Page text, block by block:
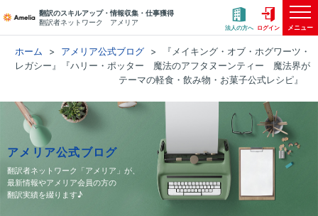
翻訳のスキルアップ・情報収集・仕事獲得
翻訳者ネットワーク アメリア
法人の方へ ログイン メニュー
ホーム アメリア公式ブログ
『メイキング・オブ・ホグワーツ・
レガシー』『ハリー・ポッター 魔法のアフタヌーンティー 魔法界が
テーマの軽食・飲み物・お菓子公式レシピ』
アメリア公式ブログ
翻訳者ネットワーク「アメリア」が、
最新情報やアメリア会員の方の
翻訳実績を綴ります♪